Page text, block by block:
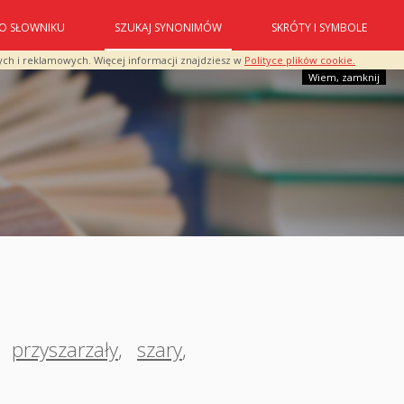
i reklamowych. Więcej informacji znajdziesz w Polityce plików cookie.
Wiem, zamknij
O SŁOWNIKU SZUKAJ SYNONIMÓW SKRÓTY I SYMBOLE
przyszarzały, szary,